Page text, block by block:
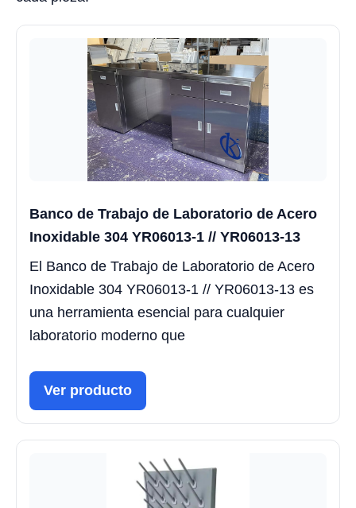
Banco de Trabajo de Laboratorio de Acero
Inoxidable 304 YR06013-1 // YR06013-13
El Banco de Trabajo de Laboratorio de Acero
Inoxidable 304 YR06013-1 // YR06013-13 es
una herramienta esencial para cualquier
laboratorio moderno que
Ver producto